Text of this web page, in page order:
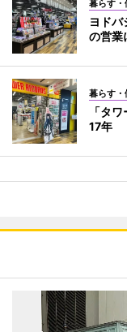
暮らす・
ヨド
の営業
暮らす・
「タ
17年